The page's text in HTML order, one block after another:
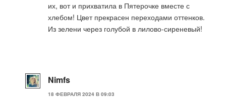
их, вот и прихватила в Пятерочке вместе с
хлебом! Цвет прекрасен переходами оттенков.
Из зелени через голубой в лилово-сиреневый!
Nimfs
18 ФЕВРАЛЯ 2024 В 09:03